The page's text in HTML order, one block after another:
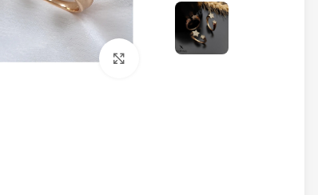
برای بزرگنمایی کلیک کنید